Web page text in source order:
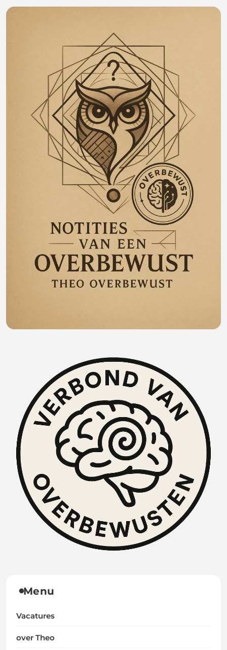
Menu
Vacatures
over Theo